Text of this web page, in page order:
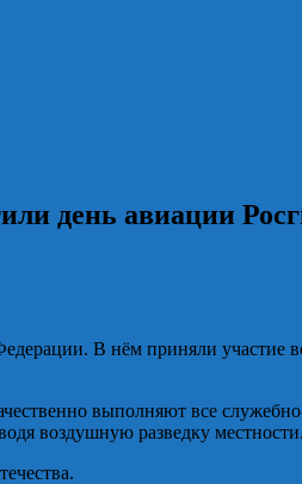
день авиации
В нём приняли участие
выполняют все
воздушную разведку местности.